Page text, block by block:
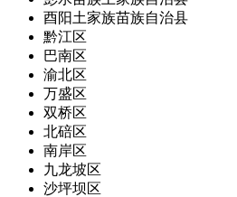
酉阳土家族苗族自治县
黔江区
巴南区
渝北区
万盛区
双桥区
北碚区
南岸区
九龙坡区
沙坪坝区